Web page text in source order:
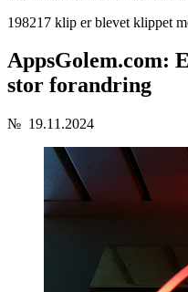
198217 klip er blevet klippet
AppsGolem.com:
stor forandring
№ 19.11.2024